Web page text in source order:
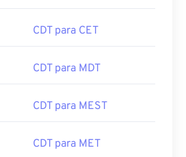
CDT para CET
CDT para MDT
CDT para MEST
CDT para MET